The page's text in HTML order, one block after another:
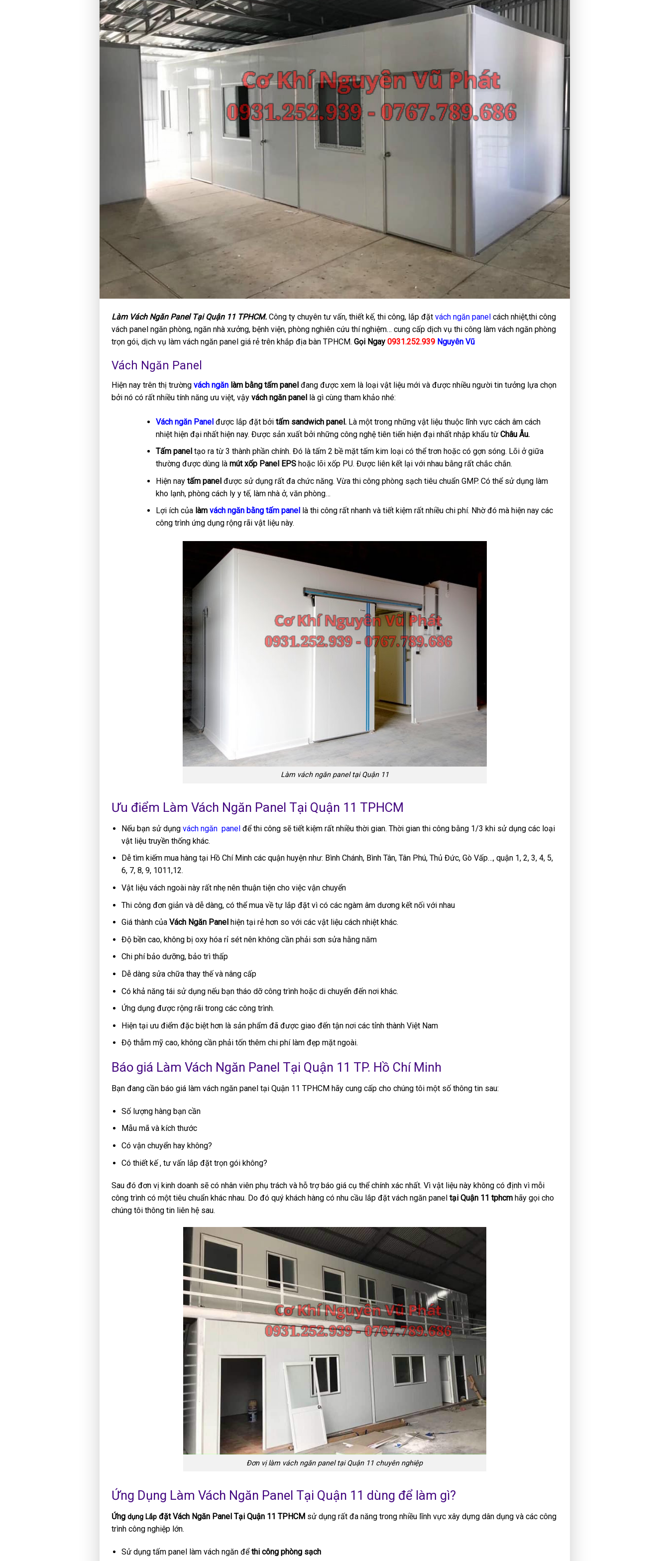
Làm Vách Ngăn Panel Tại Quận 11 TPHCM.Công ty chuyên tư vấn, thiết kế, thi công, lắp đặt vách ngăn panel cách nhiệt,thi công
vách panel ngăn phòng, ngăn nhà xưởng, bệnh viện, phòng nghiên cứu thí nghiệm… cung cấp dịch vụ thi công làm vách ngăn phòng
trọn gói, dịch vụ làm vách ngăn panel giá rẻ trên khắp địa bàn TPHCM. Gọi Ngay 0931.252.939Nguyên Vũ
Vách Ngăn Panel
Hiện nay trên thị trường vách ngănlàm bằng tấm panelđang được xem là loại vật liệu mới và được nhiều người tin tưởng lựa chọn
bởi nó có rất nhiều tính năng ưu việt, vậy vách ngăn panellà gì cùng tham khảo nhé:
Vách ngăn Panelđược lắp đặt bởi tấm sandwich panel. Là một trong những vật liệu thuộc lĩnh vực cách âm cách
nhiệt hiện đại nhất hiện nay. Được sản xuất bởi những công nghệ tiên tiến hiện đại nhất nhập khẩu từChâu Âu.
Tấm paneltạo ra từ 3 thành phần chính. Đó là tấm 2 bề mặt tấm kim loại có thể trơn hoặc có gợn sóng. Lõi ở giữa
thường được dùng làmút xốp Panel EPS hoặc lõi xốp PU. Được liên kết lại với nhau bằng rất chắc chắn.
Hiện naytấm panel được sử dụng rất đa chức năng. Vừa thi công phòng sạch tiêu chuẩn GMP. Có thể sử dụng làm
kho lạnh, phòng cách ly y tế, làm nhà ở, văn phòng…
Lợi ích của làmvách ngăn bằng tấm panel
là thi công rất nhanh và tiết kiệm rất nhiều chi phí. Nhờ đó mà hiện nay các
công trình ứng dụng rộng rãi vật liệu này.
Làm vách ngăn panel tại Quận 11
Ưu điểm Làm Vách Ngăn Panel Tại Quận 11 TPHCM
Nếu bạn sử dụng vách ngăn panel để thi công sẽ tiết kiệm rất nhiều thời gian. Thời gian thi công bằng 1/3 khi sử dụng các loại
vật liệu truyền thống khác.
Dễ tìm kiếm mua hàng tại Hồ Chí Minh các quận huyện như: Bình Chánh, Bình Tân, Tân Phú, Thủ Đức, Gò Vấp…, quận 1, 2, 3, 4, 5,
6, 7, 8, 9, 1011,12.
Vật liệu vách ngoài này rất nhẹ nên thuận tiện cho việc vận chuyển
Thi công đơn giản và dễ dàng, có thể mua về tự lắp đặt vì có các ngàm âm dương kết nối với nhau
Giá thành củaVách Ngăn Panel hiện tại rẻ hơn so với các vật liệu cách nhiệt khác.
Độ bền cao, không bị oxy hóa rỉ sét nên không cần phải sơn sửa hằng năm
Chi phí bảo dưỡng, bảo trì thấp
Dễ dàng sửa chữa thay thế và nâng cấp
Có khả năng tái sử dụng nếu bạn tháo dỡ công trình hoặc di chuyển đến nơi khác.
Ứng dụng được rộng rãi trong các công trình.
Hiện tại ưu điểm đặc biệt hơn là sản phẩm đã được giao đến tận nơi các tỉnh thành Việt Nam
Độ thẫm mỹ cao, không cần phải tốn thêm chi phí làm đẹp mặt ngoài.
Báo giá Làm Vách Ngăn Panel Tại Quận 11 TP. Hồ Chí Minh
Bạn đang cần báo giá làm vách ngăn panel tại Quận 11 TPHCM hãy cung cấp cho chúng tôi một số thông tin sau:
Số lượng hàng bạn cần
Mẫu mã và kích thước
Có vận chuyển hay không?
Có thiết kế , tư vấn lắp đặt trọn gói không?
Sau đó đơn vị kinh doanh sẽ có nhân viên phụ trách và hỗ trợ báo giá cụ thể chính xác nhất. Vì vật liệu này không có định vì mỗi
công trình có một tiêu chuẩn khác nhau. Do đó quý khách hàng có nhu cầu lắp đặt vách ngăn panel tại Quận 11 tphcm hãy gọi cho
chúng tôi thông tin liên hệ sau.
Đơn vị làm vách ngăn panel tại Quận 11 chuyên nghiệp
Ứng Dụng Làm Vách Ngăn Panel Tại Quận 11 dùng để làm gì?
Ứng dụng Lắpđặt Vách Ngăn Panel Tại Quận 11 TPHCM sử dụng rất đa năng trong nhiều lĩnh vực xây dựng dân dụng và các công
trình công nghiệp lớn.
Sử dụng tấm panel làm vách ngăn đểthi công phòng sạch